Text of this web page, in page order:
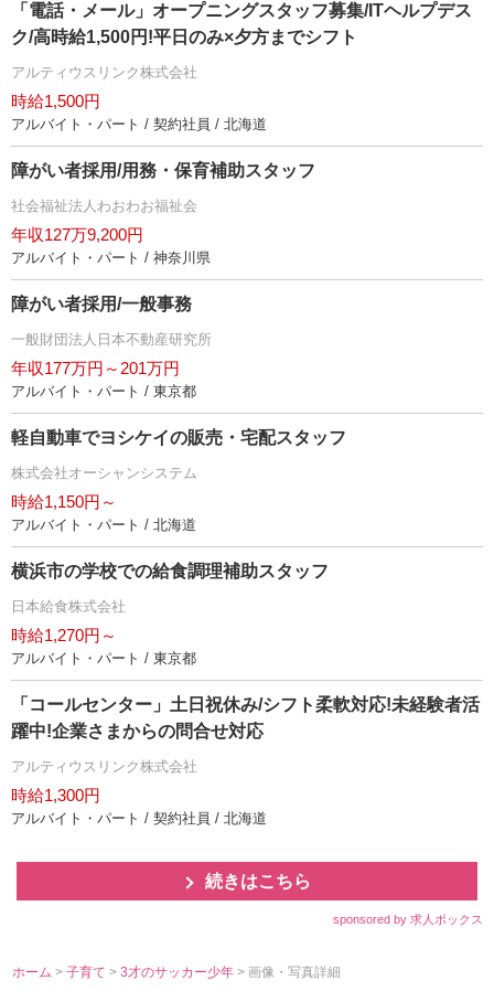
「電話・メール」オープニングスタッフ募集/ITヘルプデス
ク/高時給1,500円!平日のみ×夕方までシフト
アルティウスリンク株式会社
時給1,500円
アルバイト・パート / 契約社員 / 北海道
障がい者採用/用務・保育補助スタッフ
社会福祉法人わおわお福祉会
年収127万9,200円
アルバイト・パート / 神奈川県
障がい者採用/一般事務
一般財団法人日本不動産研究所
年収177万円～201万円
アルバイト・パート / 東京都
軽自動車でヨシケイの販売・宅配スタッフ
株式会社オーシャンシステム
時給1,150円～
アルバイト・パート / 北海道
横浜市の学校での給食調理補助スタッフ
日本給食株式会社
時給1,270円～
アルバイト・パート / 東京都
「コールセンター」土日祝休み/シフト柔軟対応!未経験者活
躍中!企業さまからの問合せ対応
アルティウスリンク株式会社
時給1,300円
アルバイト・パート / 契約社員 / 北海道
続きはこちら
sponsored by 求人ボックス
ホーム >子育て>3才のサッカー少年> 画像・写真詳細